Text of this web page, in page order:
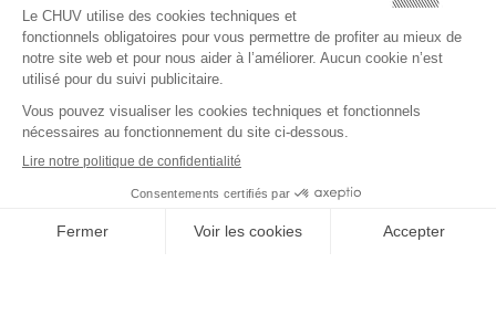
(opens in a new window)
(opens in a new window)
Last updated on 13/08/2025 at 10:19